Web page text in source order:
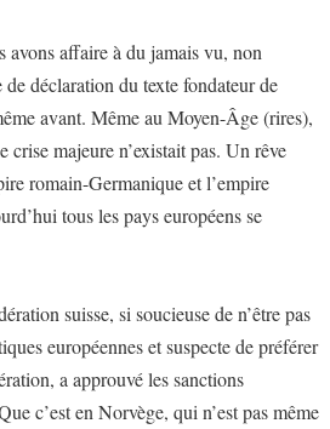
avons affaire à du jamais vu, non
déclaration du texte fondateur de
avant. Même au Moyen-Âge (rires),
crise majeure n’existait pas. Un rêve
romain-Germanique et l’empire
tous les pays européens se
suisse, si soucieuse de n’être pas
européennes et suspecte de préférer
a approuvé les sanctions
c’est en Norvège, qui n’est pas même